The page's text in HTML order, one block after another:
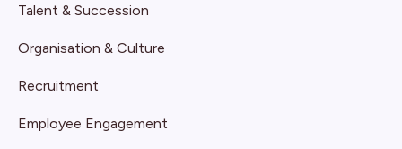
Talent & Succession
Organisation & Culture
Recruitment
Employee Engagement